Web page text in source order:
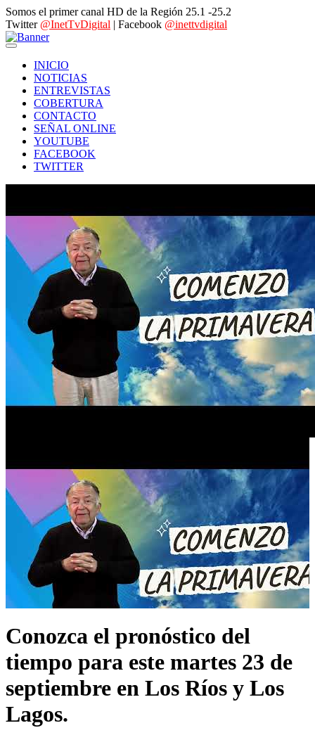
Somos el primer canal HD de la Región 25.1 -25.2
Twitter @InetTvDigital | Facebook @inettvdigital
INICIO
NOTICIAS
ENTREVISTAS
COBERTURA
CONTACTO
SEÑAL ONLINE
YOUTUBE
FACEBOOK
TWITTER
Conozca el pronóstico del
tiempo para este martes 23 de
septiembre en Los Ríos y Los
Lagos.